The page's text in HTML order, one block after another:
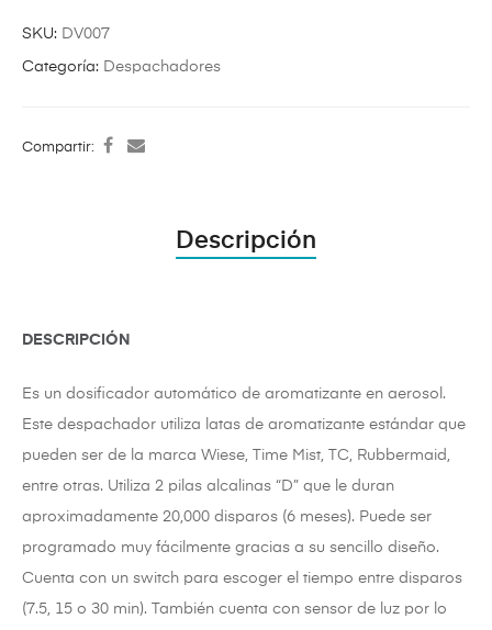
SKU: DV007
Categoría: Despachadores
Compartir:
Descripción
DESCRIPCIÓN
Es un dosificador automático de aromatizante en aerosol.
Este despachador utiliza latas de aromatizante estándar que
pueden ser de la marca Wiese, Time Mist, TC, Rubbermaid,
entre otras. Utiliza 2 pilas alcalinas “D” que le duran
aproximadamente 20,000 disparos (6 meses). Puede ser
programado muy fácilmente gracias a su sencillo diseño.
Cuenta con un switch para escoger el tiempo entre disparos
(7.5, 15 o 30 min). También cuenta con sensor de luz por lo